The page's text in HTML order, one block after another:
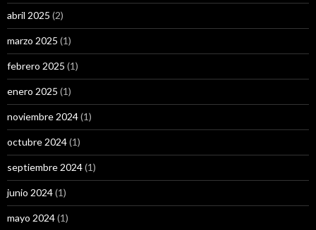
abril 2025 (2)
marzo 2025 (1)
febrero 2025 (1)
enero 2025 (1)
noviembre 2024(1)
octubre 2024(1)
septiembre 2024(1)
junio 2024(1)
mayo 2024(1)